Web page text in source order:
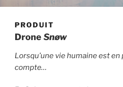
PRODUIT
Drone Snøw
Lorsqu’une vie humaine est
compte…